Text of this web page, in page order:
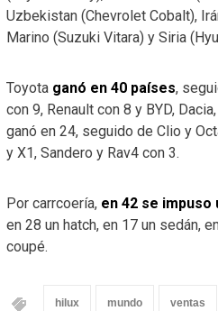
Uzbekistan (Chevrolet Cobalt),
Marino (Suzuki Vitara) y Siria
Toyota ganó en 40 países,
con 9, Renault con 8 y BYD,
ganó en 24, seguido de Clio y
y X1, Sandero y Rav4 con 3.
Por carrcoería, en 42 se impuso
en 28 un hatch, en 17 un sedán,
coupé.
hilux mundo ventas